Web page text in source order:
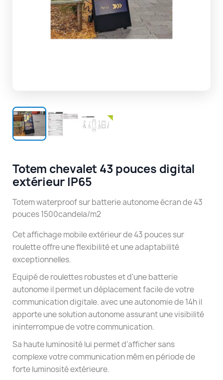
Totem chevalet 43 pouces digital
extérieur IP65
Totem waterproof sur batterie autonome écran de 43
pouces 1500candela/m2
Cet affichage mobile extérieur de 43 pouces sur
roulette offre une flexibilité et une adaptabilité
exceptionnelles.
Equipé de roulettes robustes et d'une batterie
autonome il permet un déplacement facile de votre
communication digitale. avec une autonomie de 14h il
apporte une solution autonome assurant une visibilité
ininterrompue de votre communication.
Sa haute luminosité lui permet d'afficher sans
complexe votre communication mêm en période de
forte luminosité extérieure.